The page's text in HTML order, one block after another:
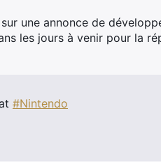
une annonce de
les jours à venir pour la
#Nintendo